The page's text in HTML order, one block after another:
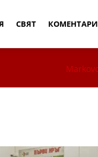
СВЯТ КОМЕНТАРИ